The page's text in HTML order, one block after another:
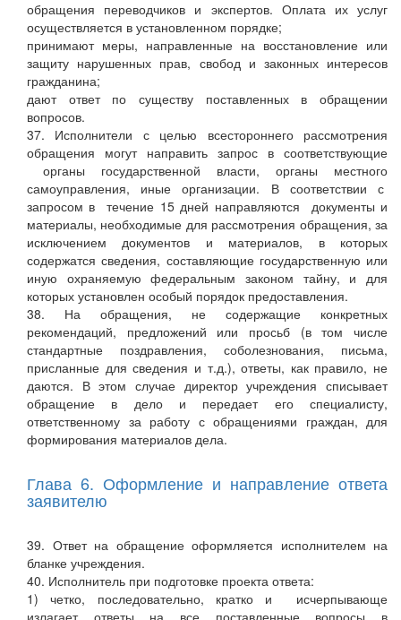
обращения переводчиков и экспертов. Оплата их услуг
осуществляется в установленном порядке;
принимают меры, направленные на восстановление или
защиту нарушенных прав, свобод и законных интересов
гражданина;
дают ответ по существу поставленных в обращении
вопросов.
37. Исполнители с целью всестороннего рассмотрения
обращения могут направить запрос в соответствующие
органы государственной власти, органы местного
самоуправления, иные организации. В соответствии с
запросом в течение 15 дней направляются документы и
материалы, необходимые для рассмотрения обращения, за
исключением документов и материалов, в которых
содержатся сведения, составляющие государственную или
иную охраняемую федеральным законом тайну, и для
которых установлен особый порядок предоставления.
38. На обращения, не содержащие конкретных
рекомендаций, предложений или просьб (в том числе
стандартные поздравления, соболезнования, письма,
присланные для сведения и т.д.), ответы, как правило, не
даются. В этом случае директор учреждения списывает
обращение в дело и передает его специалисту,
ответственному за работу с обращениями граждан, для
формирования материалов дела.
Глава 6. Оформление и направление ответа
заявителю
39. Ответ на обращение оформляется исполнителем на
бланке учреждения.
40. Исполнитель при подготовке проекта ответа:
1) четко, последовательно, кратко и исчерпывающе